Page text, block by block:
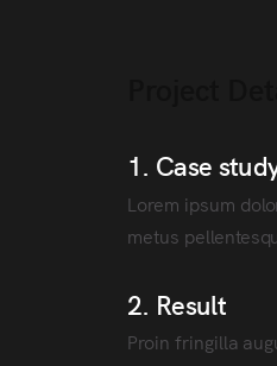
1. Case
Lorem ipsum
metus
2. Result
Proin fringilla